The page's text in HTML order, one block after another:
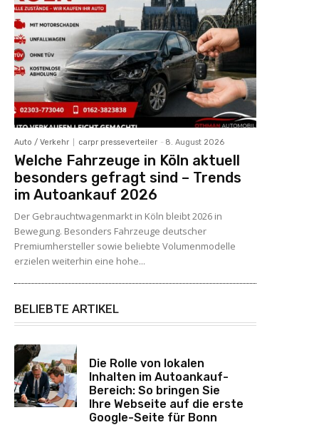
Auto / Verkehr carpr presseverteiler - 8. August 2026
Welche Fahrzeuge in Köln aktuell
besonders gefragt sind – Trends
im Autoankauf 2026
Der Gebrauchtwagenmarkt in Köln bleibt 2026 in
Bewegung. Besonders Fahrzeuge deutscher
Premiumhersteller sowie beliebte Volumenmodelle
erzielen weiterhin eine hohe...
BELIEBTE ARTIKEL
Die Rolle von lokalen
Inhalten im Autoankauf-
Bereich: So bringen Sie
Ihre Webseite auf die erste
Google-Seite für Bonn